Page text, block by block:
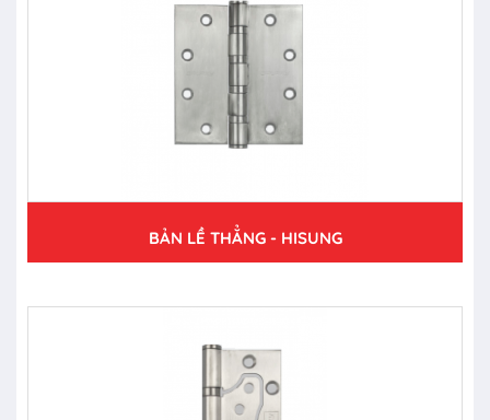
BẢN LỀ THẲNG - HISUNG